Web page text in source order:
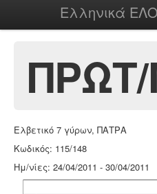
Ελληνικά ΕΛΟ
ΠΡΩΤ/
Ελβετικό 7 γύρων, ΠΑΤΡΑ
Κωδικός: 115/148
Ημ/νίες: 24/04/2011 - 30/04/2011